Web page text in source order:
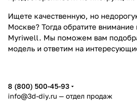
Ищете качественную, но
Москве? Тогда обратите
Myriwell. Мы поможем вам
модель и ответим на
8 (800) 500-45-93
info@3d-diy.ru — отдел продаж